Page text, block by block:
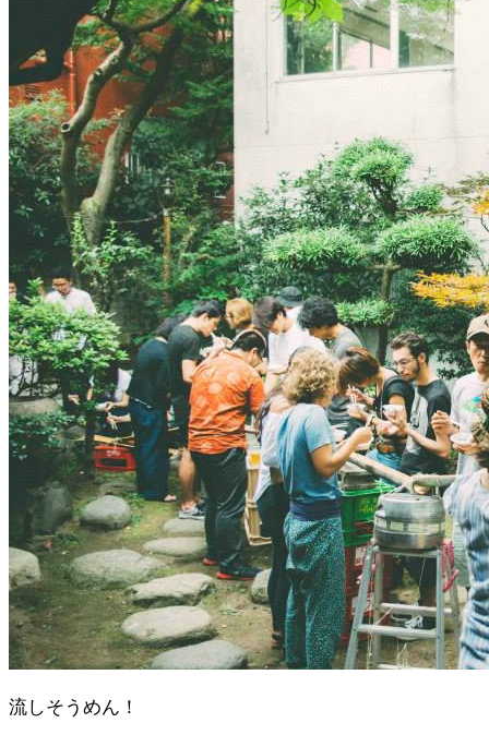
流しそうめん！